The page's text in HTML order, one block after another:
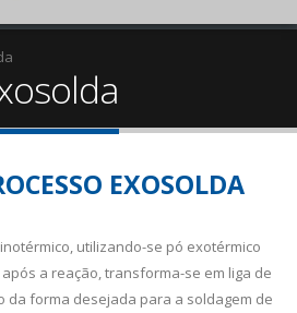
EXOSOLDA
utilizando-se pó exotérmico
a reação, transforma-se em liga de
da forma desejada para a soldagem de